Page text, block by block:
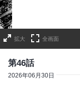
拡大 全画面
第46話
2026年06月30日